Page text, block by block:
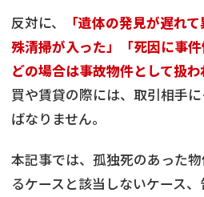
反対に、
「遺体の発見が遅れ
殊清掃が入った」「死因に事
どの場合は事故物件として扱わ
買や賃貸の際には、取引相手
ばなりません。
本記事では、孤独死のあった
るケースと該当しないケース